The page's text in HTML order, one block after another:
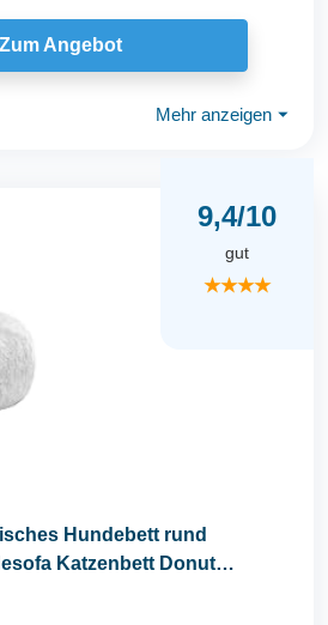
Zum Angebot
Mehr anzeigen ⏷
9,4/10
gut
★★★★
Hundebett rund
Katzenbett Donut